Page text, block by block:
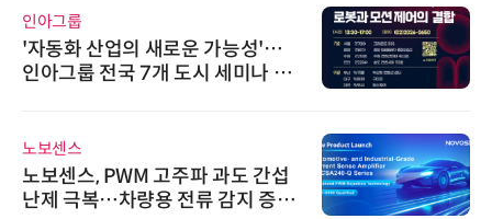
인아그룹
'자동화 산업의 새로운 가능성'…
인아그룹 전국 7개 도시 세미나 페
노보센스
노보센스, PWM 고주파 과도 간섭
난제 극복…차량용 전류 감지 증폭